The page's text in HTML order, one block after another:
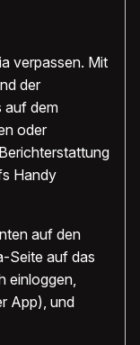
verpassen. Mit
der
auf dem
oder
Handy
auf den
Seite auf das
einloggen,
App), und